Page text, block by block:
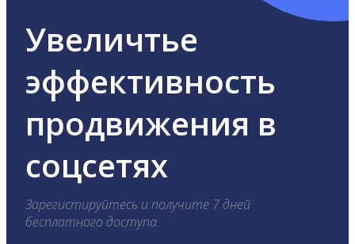
Увеличтье
эффективность
продвижения в
соцсетях
Зарегистируйтесь и получите 7 дней
бесплатного доступа.